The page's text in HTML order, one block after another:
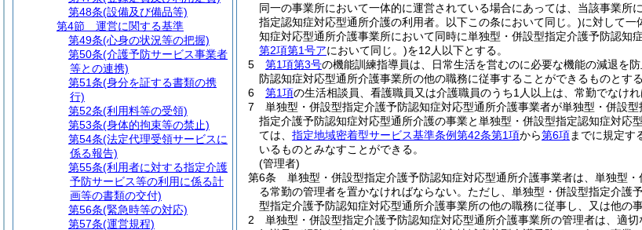
同一の事業所において一体的に運営されている場合にあっては、当該事業
指定認知症対応型通所介護の利用者。以下この条において同じ。)に対して一
知症対応型通所介護事業所において同時に単独型・併設型指定介護予防認知
第2項第1号アにおいて同じ。)を12人以下とする。
5
第1項第3号の機能訓練指導員は、日常生活を営むのに必要な機能の減退を
防認知症対応型通所介護事業所の他の職務に従事することができるものとする
6
第1項の生活相談員、看護職員又は介護職員のうち1人以上は、常勤でなけれ
7
単独型・併設型指定介護予防認知症対応型通所介護事業者が単独型・併設
指定介護予防認知症対応型通所介護の事業と単独型・併設型指定認知症対
ては、 指定地域密着型サービス基準条例第42条第1項から第6項までに規定す
いるものとみなすことができる。
(管理者)
第6条
単独型・併設型指定介護予防認知症対応型通所介護事業者は、単独型
る常勤の管理者を置かなければならない。 ただし、単独型・併設型指定介護
型指定介護予防認知症対応型通所介護事業所の他の職務に従事し、又は他の
2
単独型・併設型指定介護予防認知症対応型通所介護事業所の管理者は、適
第48条(設備及び備品等)
第4節
運営に関する基準
第49条(心身の状況等の把握)
第50条(介護予防サービス事業者
等との連携)
第51条(身分を証する書類の携
行)
第52条(利用料等の受領)
第53条(身体的拘束等の禁止)
第54条(法定代理受領サービスに
係る報告)
第55条(利用者に対する指定介護
予防サービス等の利用に係る計
画等の書類の交付)
第56条(緊急時等の対応)
第57条(運営規程)